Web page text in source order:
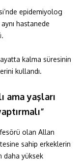
epidemiyolog
hastanede
kalma süresinin
kullandı.
ama yaşları
olan Allan
sahip erkeklerin
daha yüksek